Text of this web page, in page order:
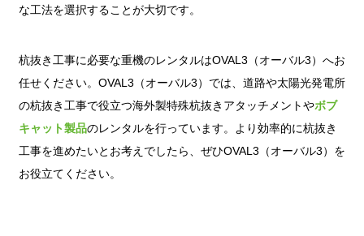
な工法を選択することが大切です。
杭抜き工事に必要な重機のレンタルはOVAL3（オーバル3）へお
任せください。OVAL3（オーバル3）では、道路や太陽光発電所
の杭抜き工事で役立つ海外製特殊杭抜きアタッチメントやボブ
キャット製品のレンタルを行っています。より効率的に杭抜き
工事を進めたいとお考えでしたら、ぜひOVAL3（オーバル3）を
お役立てください。